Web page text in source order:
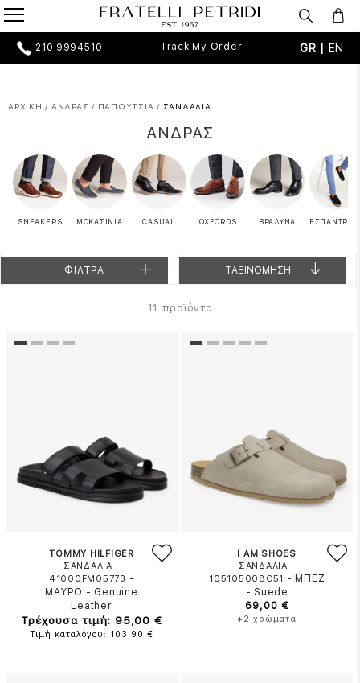
210 9994510 Track My Order GR | EN
ΑΡΧΙΚΗ / ΑΝΔΡΑΣ / ΠΑΠΟΥΤΣΙΑ / ΣΑΝΔΑΛΙΑ
ΑΝΔΡΑΣ
SNEAKERS ΜΟΚΑΣΙΝΙΑ CASUAL OXFORDS ΒΡΑΔΥΝΑ
ΦΙΛΤΡΑ ΤΑΞΙΝΟΜΗΣΗ
11 προϊόντα
TOMMY HILFIGER
ΣΑΝΔΑΛΙΑ -
41000FM05773 -
ΜΑΥΡΟ - Genuine
Leather
Τρέχουσα τιμή: 95,00 €
Τιμή καταλόγου: 103,90 €
I AM SHOES
ΣΑΝΔΑΛΙΑ -
105105008C51 - ΜΠΕΖ
-Suede
69,00 €
+2 χρώματα